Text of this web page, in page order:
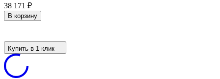
38 171 ₽
В корзину
Купить в 1 клик